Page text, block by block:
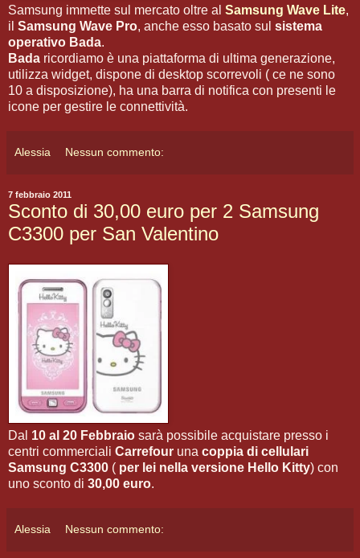
Samsung immette sul mercato oltre al Samsung Wave Lite,
il Samsung Wave Pro, anche esso basato sul sistema
operativo Bada.
Bada ricordiamo è una piattaforma di ultima generazione,
utilizza widget, dispone di desktop scorrevoli ( ce ne sono
10 a disposizione), ha una barra di notifica con presenti le
icone per gestire le connettività.
Alessia Nessun commento:
7 febbraio 2011
Sconto di 30,00 euro per 2 Samsung
C3300 per San Valentino
Dal 10 al 20 Febbraio sarà possibile acquistare presso i
centri commerciali Carrefour una coppia di cellulari
Samsung C3300 ( per lei nella versione Hello Kitty) con
uno sconto di 30,00 euro.
Alessia Nessun commento: